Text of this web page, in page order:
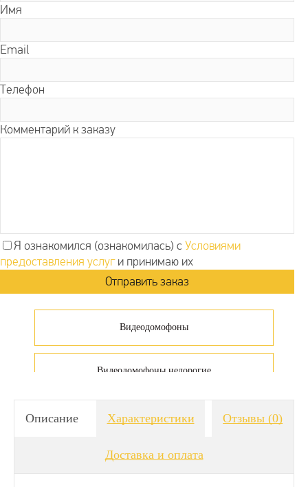
Имя
Email
Телефон
Комментарий к заказу
Я ознакомился (ознакомилась) с Условиями
предоставления услуги принимаю их
Видеодомофоны
Видеодомофоны недорогие
Видеодомофоны для дачи
Аналоговые видеодомофоны
Описание Характеристики Отзывы(0)
Доставка и оплата